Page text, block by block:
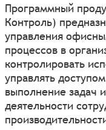
Программный
Контроль)
управления
процессов в
контролировать
управлять
выполнение задач
деятельности